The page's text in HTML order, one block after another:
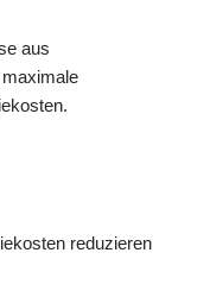
aus
reduzieren